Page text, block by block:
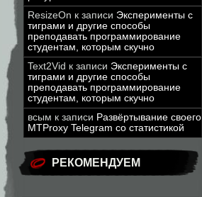
ResizeOn к записи Эксперименты с
тиграми и другие способы
преподавать программирование
студентам, которым скучно
Text2Vid к записи Эксперименты с
тиграми и другие способы
преподавать программирование
студентам, которым скучно
всым к записи Развёртывание своего
MTProxy Telegram со статистикой
РЕКОМЕНДУЕМ